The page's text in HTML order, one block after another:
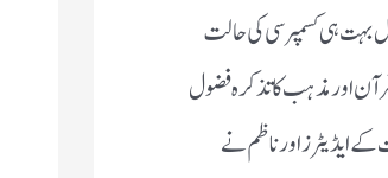
بہت ہی کسمپرسی کی حالت
اور مذہب کا تذکرہ فضول
کے ایڈیٹرز اور ناظم نے